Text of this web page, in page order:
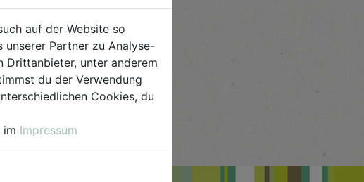
auf der Website so
Partner zu Analyse-
Drittanbieter, unter anderem
du der Verwendung
Cookies, du
im Impressum